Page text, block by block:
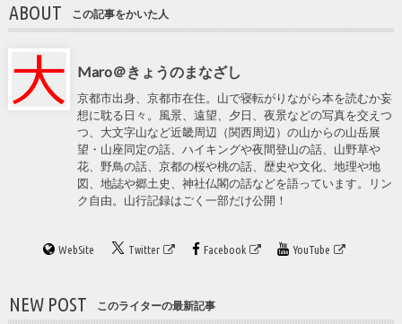
ABOUT この記事をかいた人
Maro＠きょうのまなざし
京都市出身、京都市在住。山で寝転がりながら本を読むか妄
想に耽る日々。風景、遠望、夕日、夜景などの写真を交えつ
つ、大文字山など近畿周辺（関西周辺）の山からの山岳展
望・山座同定の話、ハイキングや夜間登山の話、山野草や
花、野鳥の話、京都の桜や桃の話、歴史や文化、地理や地
図、地誌や郷土史、神社仏閣の話などを語っています。リン
ク自由。山行記録はごく一部だけ公開！
WebSite Twitter Facebook YouTube
NEW POST このライターの最新記事